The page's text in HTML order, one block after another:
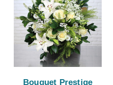
Bouquet Prestige